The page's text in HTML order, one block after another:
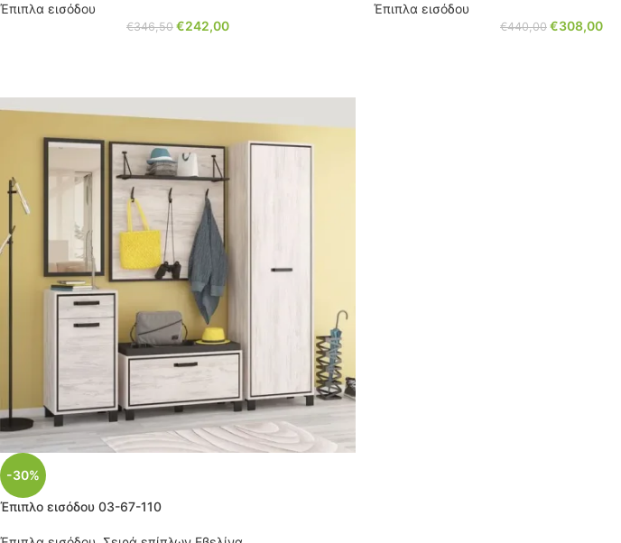
Έπιπλα εισόδου
€346,50 €242,00
Έπιπλα εισόδου
€440,00 €308,00
-30%
Έπιπλο εισόδου 03-67-110